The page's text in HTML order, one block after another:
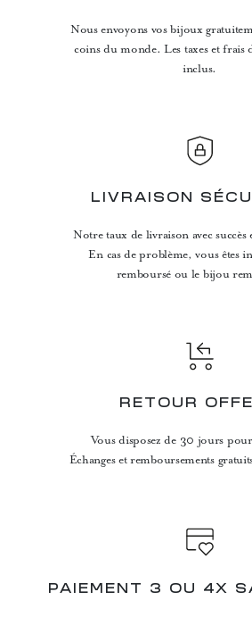
Nous envoyons vos bijoux
coins du monde. Les taxes et frais
inclus.
LIVRAISON
Notre taux de livraison avec succès
En cas de problème, vous êtes
remboursé ou le bijou
RETOUR
Vous disposez de 30 jours
Échanges et remboursements
PAIEMENT 3 OU 4X